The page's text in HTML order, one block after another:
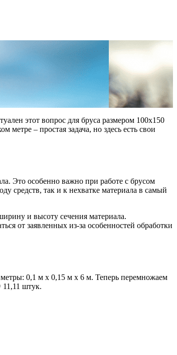
этот вопрос для бруса размером 100х150
метре – простая задача, но здесь есть свои
Это особенно важно при работе с брусом
средств, так и к нехватке материала в самый
и высоту сечения материала.
от заявленных из-за особенностей обработки
0,1 м х 0,15 м х 6 м. Теперь перемножаем
11,11 штук.